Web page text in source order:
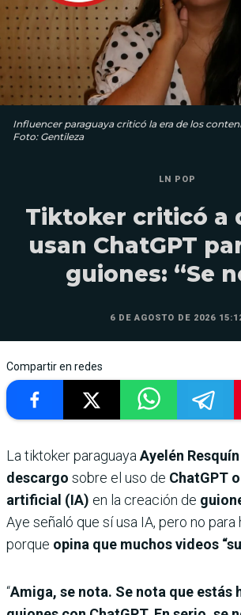
Influencer paraguaya criticó la era de los
Foto: Gentileza
LN POP
Tiktoker criticó a
usan ChatGPT
guiones: “Se
6 DE AGOSTO DE 2026
Compartir en redes
La tiktoker paraguayaAyelén Resquín
descargo sobre el uso de ChatGPT
artificial (IA) en la creación de
Aye señaló que sí usa IA, pero no
porque opina que muchos videos
“Amiga, se nota. Se nota que estás